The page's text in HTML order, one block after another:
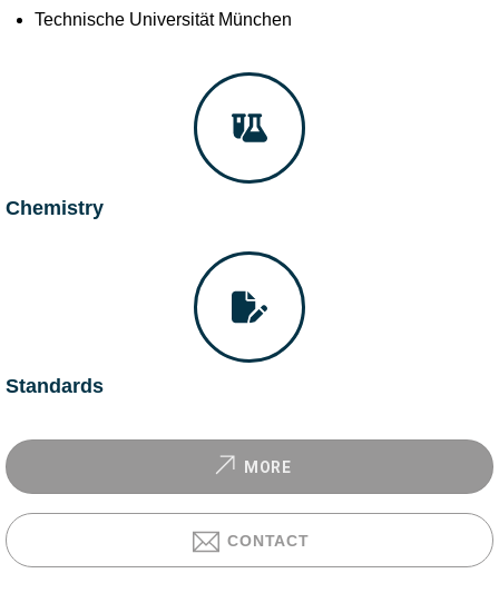
Technische Universität München
Chemistry
Standards
MORE
CONTACT